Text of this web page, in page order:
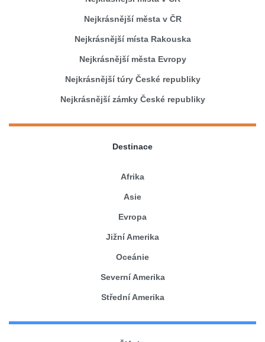
Nejkrásnější města v ČR
Nejkrásnější místa Rakouska
Nejkrásnější města Evropy
Nejkrásnější túry České republiky
Nejkrásnější zámky České republiky
Destinace
Afrika
Asie
Evropa
Jižní Amerika
Oceánie
Severní Amerika
Střední Amerika